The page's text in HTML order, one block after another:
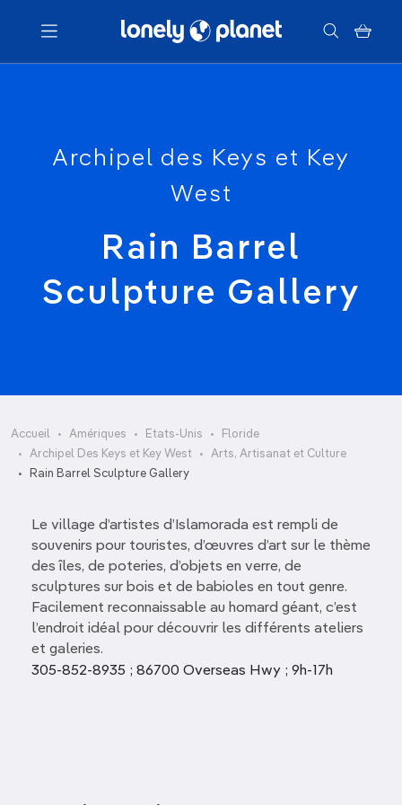
Menu
Votre recherche
Archipel des Keys et Key
West
Rain Barrel
Sculpture Gallery
Accueil Amériques Etats-Unis
Floride
Archipel Des Keys et Key West
Arts, Artisanat et Culture
Rain Barrel Sculpture Gallery
Le village d’artistes d’Islamorada est rempli de
souvenirs pour touristes, d’œuvres d’art sur le thème
des îles, de poteries, d’objets en verre, de
sculptures sur bois et de babioles en tout genre.
Facilement reconnaissable au homard géant, c’est
l’endroit idéal pour découvrir les différents ateliers
et galeries.
305-852-8935 ; 86700 Overseas Hwy ; 9h-17h